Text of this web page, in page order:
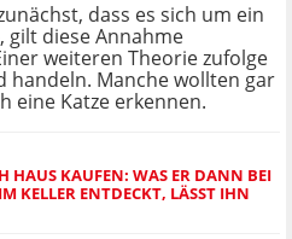
dass es sich um ein
gilt diese Annahme
weiteren Theorie zufolge
handeln. Manche wollten gar
eine Katze erkennen.
HAUS KAUFEN: WAS ER DANN BEI
KELLER ENTDECKT, LÄSST IHN